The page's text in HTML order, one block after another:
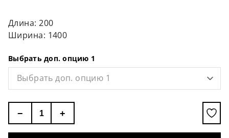
Длина: 200
Ширина: 1400
Выбрать доп. опцию 1
Выбрать доп. опцию 1
− +